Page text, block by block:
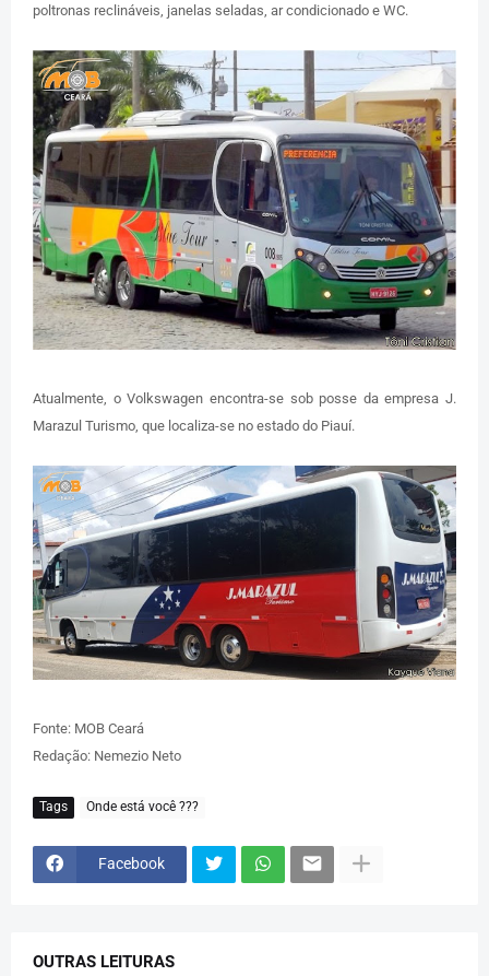
poltronas reclináveis, janelas seladas, ar condicionado e WC.
Atualmente, o Volkswagen encontra-se sob posse da empresa J.
Marazul Turismo, que localiza-se no estado do Piauí.
Fonte: MOB Ceará
Redação: Nemezio Neto
Tags Onde está você ???
Facebook
OUTRAS LEITURAS